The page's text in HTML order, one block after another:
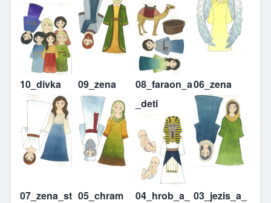
10_divka 09_zena
08_faraon_a
_deti
06_zena
07_zena_st 05_chram
04_hrob_a_
03_jezis_a_